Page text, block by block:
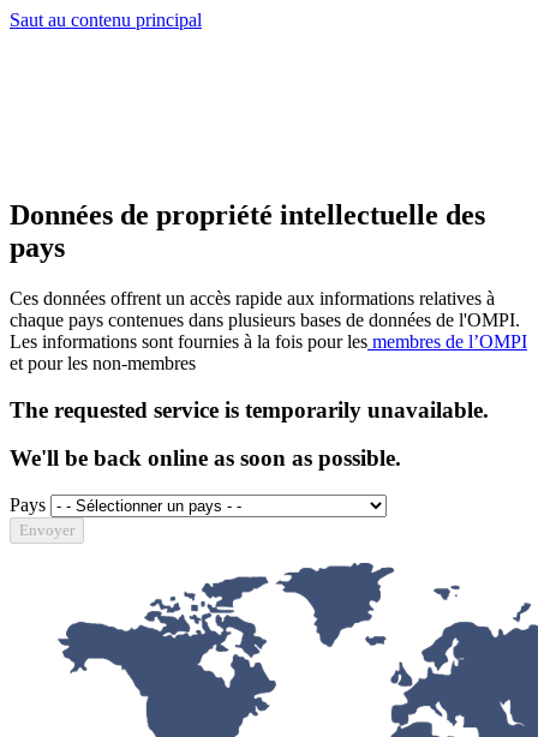
Saut au contenu principal
Données de propriété intellectuelle des
pays
Ces données offrent un accès rapide aux informations relatives à
chaque pays contenues dans plusieurs bases de données de l'OMPI.
Les informations sont fournies à la fois pour les membres de l’OMPI
et pour les non-membres
The requested service is temporarily unavailable.
We'll be back online as soon as possible.
Pays
Envoyer